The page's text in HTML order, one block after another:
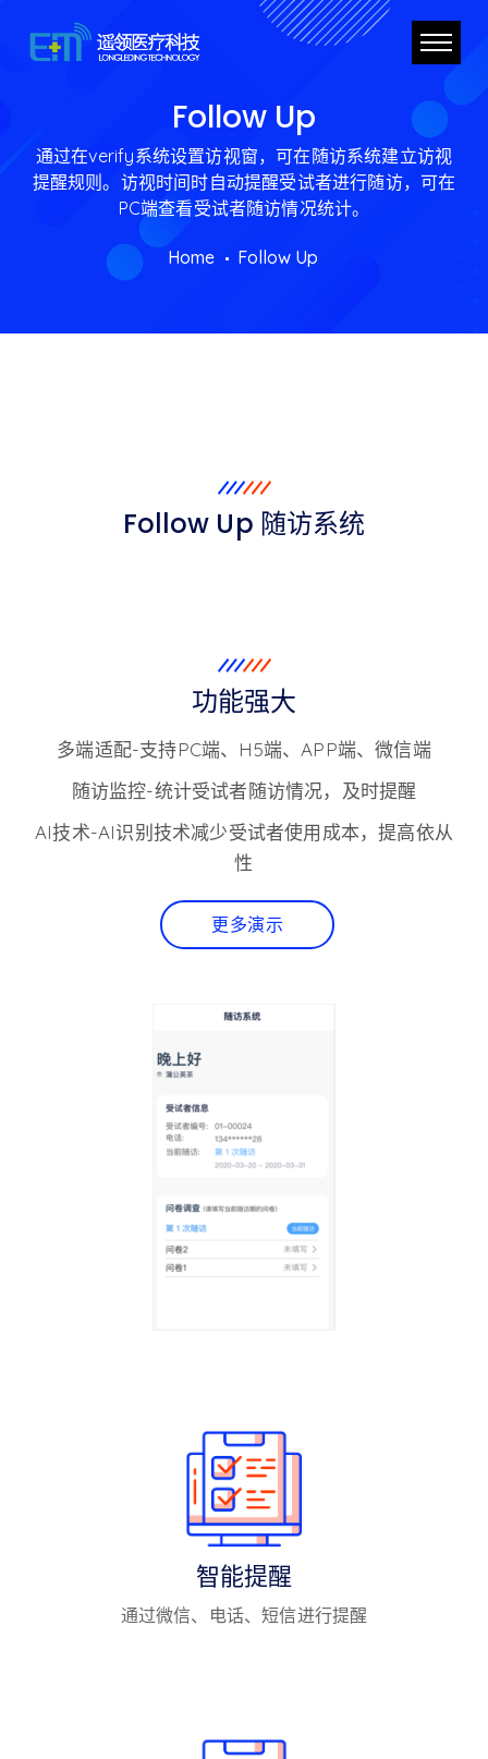
Follow Up
通过在verify系统设置访视窗，可在随访系统建立访视
提醒规则。访视时间时自动提醒受试者进行随访，可在
PC端查看受试者随访情况统计。
Home Follow Up
Follow Up 随访系统
功能强大
多端适配-支持PC端、H5端、APP端、微信端
随访监控-统计受试者随访情况，及时提醒
AI技术-AI识别技术减少受试者使用成本，提高依从
性
更多演示
智能提醒
通过微信、电话、短信进行提醒